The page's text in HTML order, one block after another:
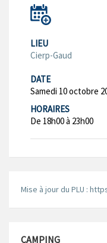
LIEU
Cierp-Gaud
DATE
Samedi 10 octobre
HORAIRES
De 18h00 à 23h00
Mise à jour du PLU :
CAMPING